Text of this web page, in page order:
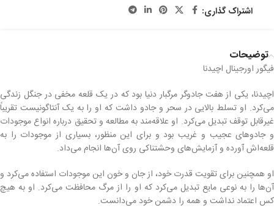
اشتراک گذاری:
توضیحات
فیگور اورجینال اچیدنا
اچیدنا، یکی از هفت جادوگر مرگبار دنیا بود که در یک قلعه مخفی در جنگل زندگی
می‌کرد. او تسلط بالایی در سحر و جادو داشت که او را به یک آنتاگونیست تقریباً
غیرقابل توقف تبدیل می‌کرد. او علاقه‌مند به مطالعه و تحقیق درباره انواع موجودات
و جادوهای عجیب و غریب بود و برای این منظور، بسیاری از موجودات را به
قلعه‌اش آورده و آزمایش‌های وحشتناکی روی آن‌ها انجام می‌داد.
او همچنین برای تقویت قدرت خود، از جان و خون این موجودات استفاده می‌کرد و
آن‌ها را به نوعی مایع تبدیل می‌کرد که او را از مرگ محافظت می‌کرد. او به هیچ
کس اعتماد نداشت و همه را دشمن خود می‌دانست.